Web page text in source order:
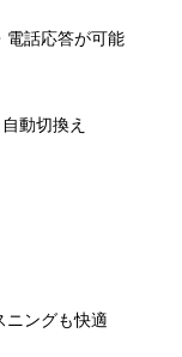
電話応答が可能
動切換え
ニングも快適